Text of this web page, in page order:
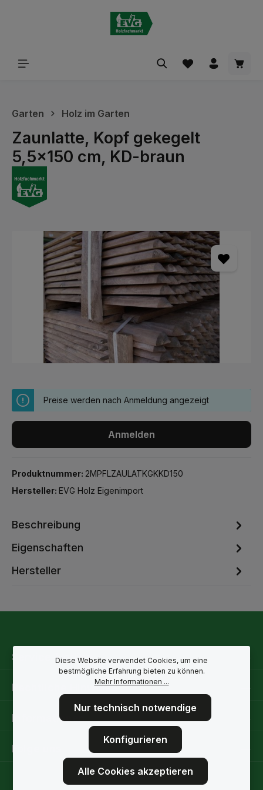
Garten Holz im Garten
Zaunlatte, Kopf gekegelt
5,5x150 cm, KD-braun
Bildergalerie überspringen
Preise werden nach Anmeldung angezeigt
Anmelden
Produktnummer: 2MPFLZAULATKGKKD150
Hersteller: EVG Holz Eigenimport
Beschreibung
Eigenschaften
Hersteller
Service-Hotline
Rechtliche Hinweise
Informationen
Folge uns
Diese Website verwendet Cookies, um eine
bestmögliche Erfahrung bieten zu können.
Mehr Informationen ...
Nur technisch notwendige
Konfigurieren
Alle Cookies akzeptieren